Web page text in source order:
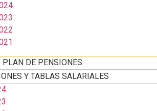
PLAN DE PENSIONES
Y TABLAS SALARIALES